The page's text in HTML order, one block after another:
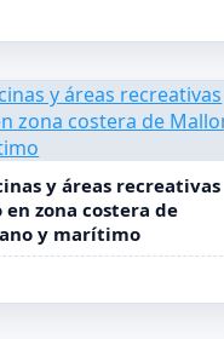
y áreas recreativas
zona costera de
y marítimo